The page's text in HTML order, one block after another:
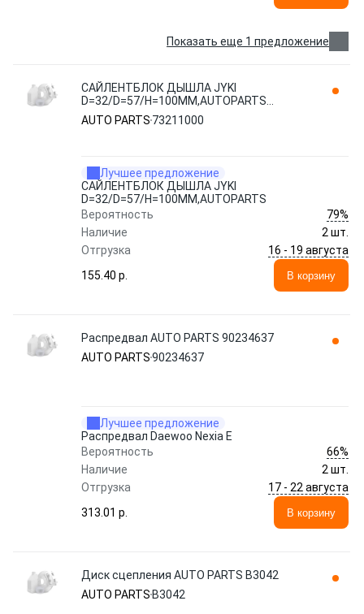
Показать еще 1 предложение
САЙЛЕНТБЛОК ДЫШЛА JYKI
D=32/D=57/H=100ММ,AUTOPARTS
73211000
AUTO PARTS 73211000
Лучшее предложение
САЙЛЕНТБЛОК ДЫШЛА JYKI
D=32/D=57/H=100ММ,AUTOPARTS
Вероятность
79%
Наличие
2 шт.
Отгрузка
16 - 19 августа
155.40 p.
В корзину
Распредвал AUTO PARTS 90234637
AUTO PARTS90234637
Лучшее предложение
Распредвал Daewoo Nexia E
Вероятность
66%
Наличие
2 шт.
Отгрузка
17 - 22 августа
313.01 p.
В корзину
Диск сцепления AUTO PARTS B3042
AUTO PARTS B3042